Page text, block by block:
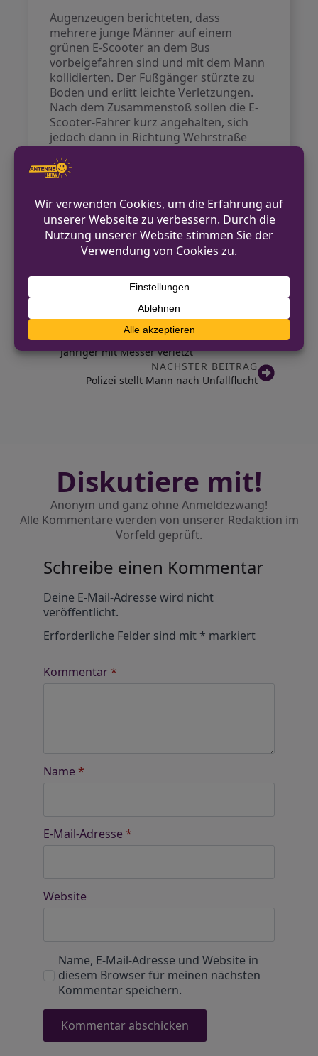
Augenzeugen berichteten, dass
mehrere junge Männer auf einem
grünen E-Scooter an dem Bus
vorbeigefahren sind und mit dem Mann
kollidierten. Der Fußgänger stürzte zu
Boden und erlitt leichte Verletzungen.
Nach dem Zusammenstoß sollen die E-
Scooter-Fahrer kurz angehalten, sich
jedoch dann in Richtung Wehrstraße
wurde zur weiteren Behandlung in ein
Krankenhaus gebracht.
Die Polizei sucht nun Zeugen, die den
Unfall beobachtet haben. Diese werden
gebeten, sich mit ihren Informationen
an die Polizei Mönchengladbach zu
VORHERIGER BEITRAG
Versuchter Raubüberfall in Porz – 29-
Jähriger mit Messer verletzt
NÄCHSTER BEITRAG
Polizei stellt Mann nach Unfallflucht
Diskutiere mit!
Anonym und ganz ohne Anmeldezwang!
Alle Kommentare werden von unserer Redaktion im
Vorfeld geprüft.
Schreibe einen Kommentar
Deine E-Mail-Adresse wird nicht
veröffentlicht.
Erforderliche Felder sind mit* markiert
Kommentar*
Name *
E-Mail-Adresse *
Website
Name, E-Mail-Adresse und Website in
diesem Browser für meinen nächsten
Kommentar speichern.